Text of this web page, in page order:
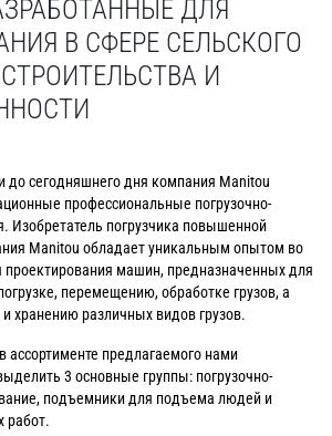
ДЛЯ
В СФЕРЕ СЕЛЬСКОГО
И
до сегодняшнего дня компания Manitou
профессиональные погрузочно-
Изобретатель погрузчика повышенной
Manitou обладает уникальным опытом во
проектирования машин, предназначенных для
перемещению, обработке грузов, а
хранению различных видов грузов.
ассортименте предлагаемого нами
3 основные группы: погрузочно-
подъемники для подъема людей и
работ.